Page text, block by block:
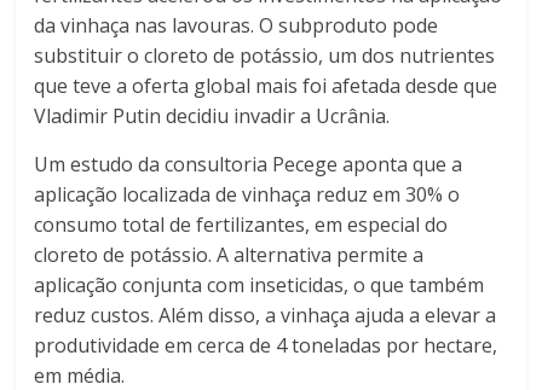
da vinhaça nas lavouras. O subproduto pode
substituir o cloreto de potássio, um dos nutrientes
que teve a oferta global mais foi afetada desde que
Vladimir Putin decidiu invadir a Ucrânia.
Um estudo da consultoria Pecege aponta que a
aplicação localizada de vinhaça reduz em 30% o
consumo total de fertilizantes, em especial do
cloreto de potássio. A alternativa permite a
aplicação conjunta com inseticidas, o que também
reduz custos. Além disso, a vinhaça ajuda a elevar a
produtividade em cerca de 4 toneladas por hectare,
em média.